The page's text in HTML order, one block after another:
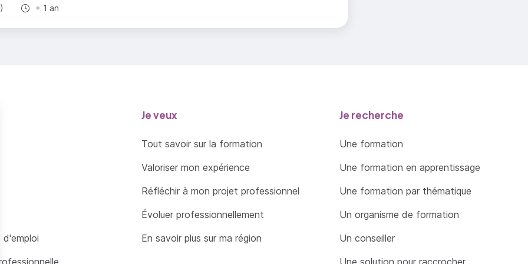
Durée totale :
+ 1 an
d'emploi
Je veux
Tout savoir sur la formation
Valoriser mon expérience
Réfléchir à mon projet professionnel
Évoluer professionnellement
En savoir plus sur ma région
Je recherche
Une formation
Une formation en apprentissage
Une formation par thématique
Un organisme de formation
Un conseiller
Une solution pour raccrocher